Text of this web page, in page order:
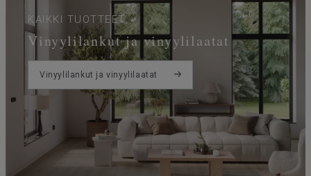
KAIKKI TUOTTEET
Vinyylilankut ja vinyylilaatat
Vinyylilankut ja vinyylilaatat